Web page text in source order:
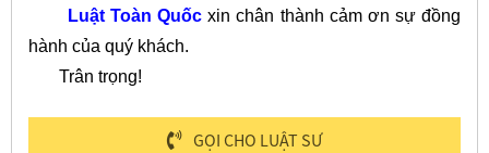
Luật Toàn Quốc xin chân thành cảm ơn sự đồng
hành của quý khách.
Trân trọng!
GỌI CHO LUẬT SƯ